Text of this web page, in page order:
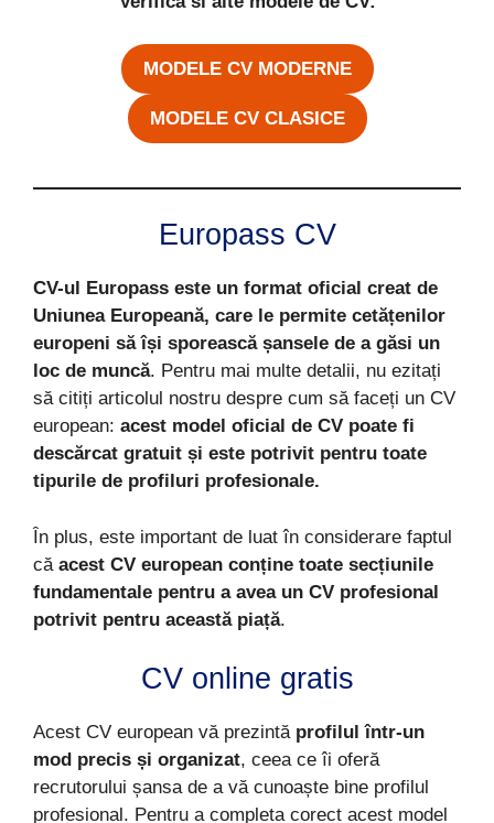
MODELE CV MODERNE
MODELE CV CLASICE
Europass CV
CV-ul Europass este un format oficial creat de
Uniunea Europeană, care le permite cetățenilor
europeni să își sporească șansele de a găsi un
loc de muncă. Pentru mai multe detalii, nu ezitați
să citiți articolul nostru despre cum să faceți un CV
european: acest model oficial de CV poate fi
descărcat gratuit și este potrivit pentru toate
tipurile de profiluri profesionale.
În plus, este important de luat în considerare faptul
că acest CV european conține toate secțiunile
fundamentale pentru a avea un CV profesional
potrivit pentru această piață.
CV online gratis
Acest CV european vă prezintă profilul într-un
mod precis și organizat, ceea ce îi oferă
recrutorului șansa de a vă cunoaște bine profilul
profesional. Pentru a completa corect acest model